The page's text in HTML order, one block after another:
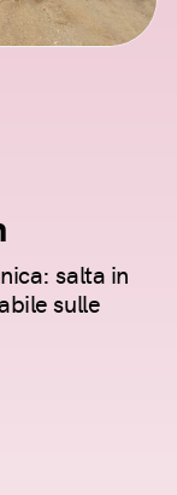
salta in
sulle